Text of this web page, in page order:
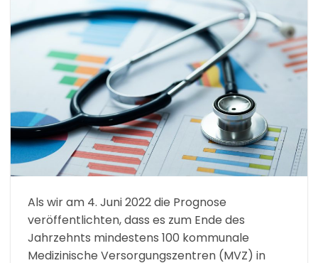
Als wir am 4. Juni 2022 die Prognose
veröffentlichten, dass es zum Ende des
Jahrzehnts mindestens 100 kommunale
Medizinische Versorgungszentren (MVZ) in